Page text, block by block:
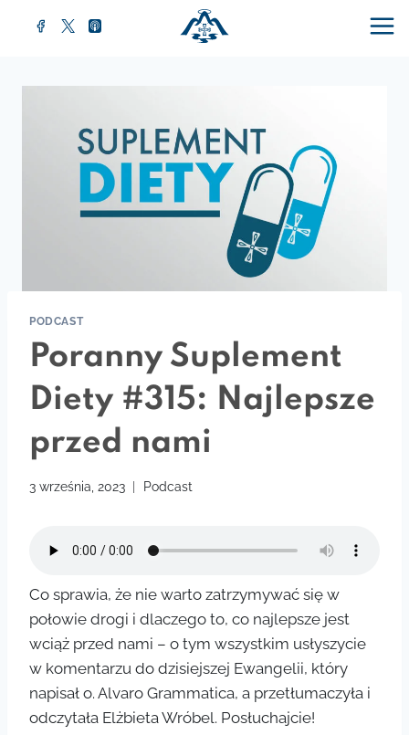
PODCAST
Poranny Suplement
Diety #315: Najlepsze
przed nami
3 września, 2023 Podcast
Co sprawia, że nie warto zatrzymywać się w
połowie drogi i dlaczego to, co najlepsze jest
wciąż przed nami – o tym wszystkim usłyszycie
w komentarzu do dzisiejszej Ewangelii, który
napisał o. Alvaro Grammatica, a przetłumaczyła i
odczytała Elżbieta Wróbel. Posłuchajcie!